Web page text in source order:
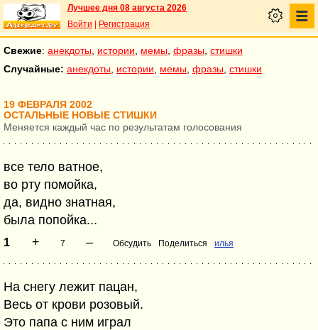
Лучшее дня 08 августа 2026
Войти
Регистрация
Свежие: анекдоты истории мемы фразы стишки
Случайные: анекдоты истории мемы фразы стишки
19 ФЕВРАЛЯ 2002
ОСТАЛЬНЫЕ НОВЫЕ СТИШКИ
Меняется каждый час по результатам голосования
все тело ватное,
во рту помойка,
да, видно знатная,
была попойка...
1 + 7 – Обсудить Поделиться илья
На снегу лежит пацан,
Весь от крови розовый.
Это папа с ним играл